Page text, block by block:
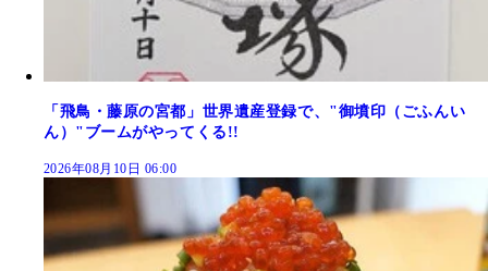
「飛鳥・藤原の宮都」世界遺産登録で、"御墳印（ごふんい
ん）"ブームがやってくる!!
2026年08月10日 06:00